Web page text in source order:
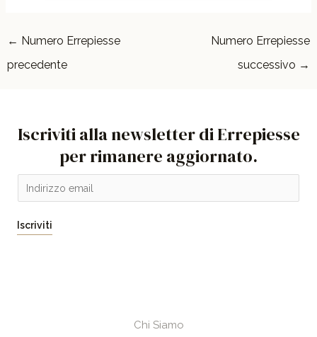
← Numero Errepiesse
precedente
Numero Errepiesse
successivo →
Iscriviti alla newsletter di Errepiesse
per rimanere aggiornato.
m
a
i
Iscriviti
Chi Siamo